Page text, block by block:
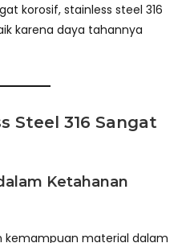
korosif, stainless steel 316
karena daya tahannya
Steel 316 Sangat
Ketahanan
kemampuan material dalam